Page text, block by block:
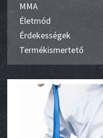
MMA
Életmód
Érdekességek
Termékismertető